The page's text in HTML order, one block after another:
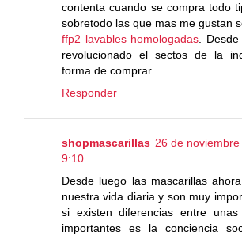
contenta cuando se compra todo
sobretodo las que mas me gustan
ffp2 lavables homologadas .
revolucionado el sectos de la
forma de comprar
Responder
shopmascarillas 26 de
9:10
Desde luego las mascarillas
nuestra vida diaria y son muy
si existen diferencias entre
importantes es la conciencia